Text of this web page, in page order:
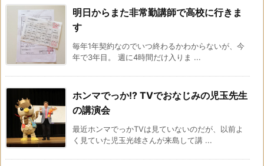
明日からまた非常勤講師で高校に行きま
す
毎年1年契約なのでいつ終わるかわからないが、今
年で3年目。 週に4時間だけ入りま ...
ホンマでっか!? TVでおなじみの児玉先生
の講演会
最近ホンマでっかTVは見ていないのだが、以前よ
く見ていた児玉光雄さんが来島して講 ...